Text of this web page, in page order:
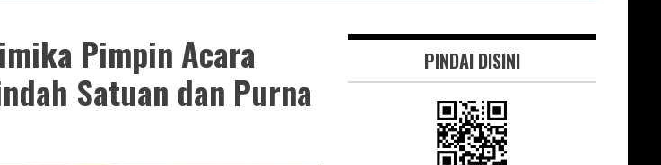
Pimpin Acara
Satuan dan Purna
PINDAI DISINI